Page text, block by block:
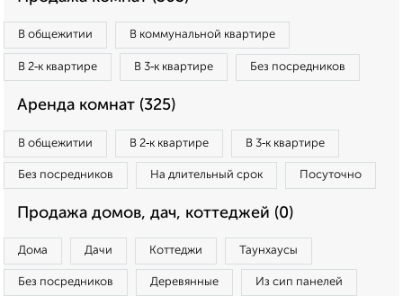
В общежитии В коммунальной квартире
В 2‑к квартире В 3‑к квартире Без посредников
Аренда комнат (325)
В общежитии В 2‑к квартире В 3‑к квартире
Без посредников На длительный срок Посуточно
Продажа домов, дач, коттеджей (0)
Дома Дачи Коттеджи Таунхаусы
Без посредников Деревянные Из сип панелей